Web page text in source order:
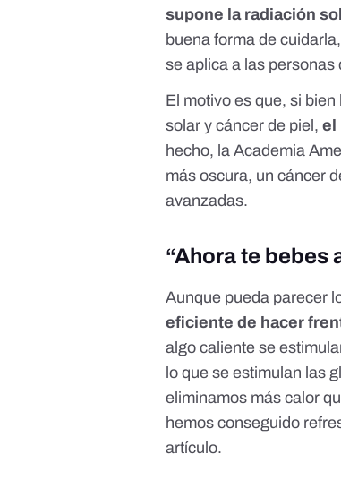
supone la radiación
buena forma de
se aplica a las
El motivo es que, si
solar y cáncer de piel,el
hecho, la Academia
más oscura, un cáncer
avanzadas.
“Ahora te bebes
Aunque pueda parecer
eficiente de hacer
algo caliente se
lo que se estimulan las
eliminamos más calor
hemos conseguido
artículo.